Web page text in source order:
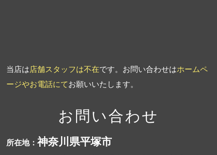
当店は店舗スタッフは不在です。お問い合わせはホームペ
ージやお電話にてお願いいたします。
お問い合わせ
所在地：神奈川県平塚市